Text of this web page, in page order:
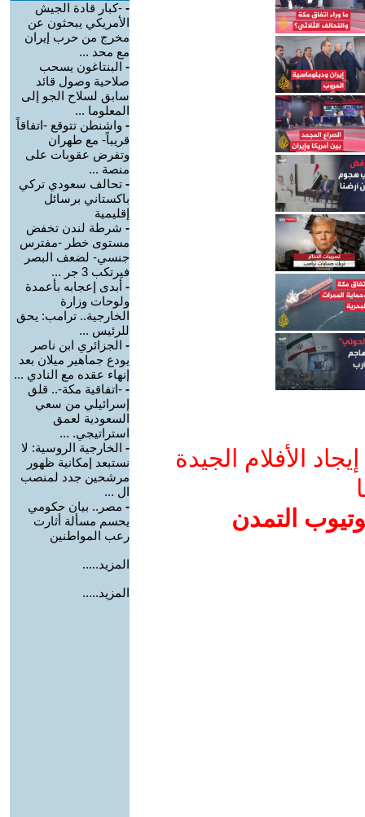
الأفلام الجيدة
التمدن
- -كبار قادة الجيش
الأمريكي يبحثون عن
مخرج من حرب إيران
مع محد ...
- البنتاغون يسحب
صلاحية وصول قائد
سابق لسلاح الجو إلى
المعلوما ...
- واشنطن تتوقع -اتفاقاً
قريباً- مع طهران
وتفرض عقوبات على
منصة ...
- تحالف سعودي تركي
باكستاني برسائل
إقليمية
- شرطة لندن تخفض
مستوى خطر -مفترس
جنسي- لضعف البصر
فيرتكب 3 جر ...
- أبدى إعجابه بأعمدة
ولوحات وزارة
الخارجية.. ترامب: يحق
للرئيس ...
- الجزائري ابن ناصر
يودع جماهير ميلان بعد
إنهاء عقده مع النادي ...
- -اتفاقية مكة-.. قلق
إسرائيلي من سعي
السعودية لعمق
استراتيجي. ...
- الخارجية الروسية: لا
نستبعد إمكانية ظهور
مرشحين جدد لمنصب
ال ...
- مصر.. بيان حكومي
يحسم مسألة أثارت
رعب المواطنين
المزيد.....
المزيد.....